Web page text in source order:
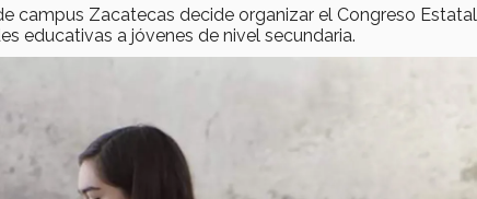
campus Zacatecas decide organizar el Congreso Estatal
educativas a jóvenes de nivel secundaria.